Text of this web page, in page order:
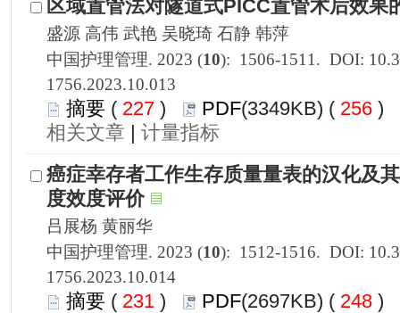
1756.2023.10.013
227 ) 256 )
|
1756.2023.10.014
231 ) 248 )